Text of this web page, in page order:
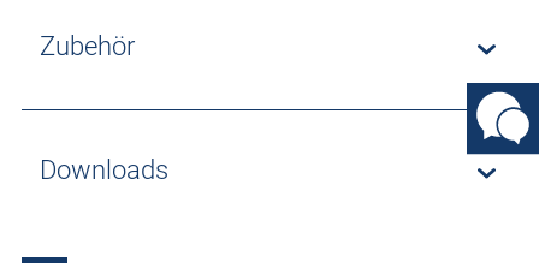
Zubehör
Downloads